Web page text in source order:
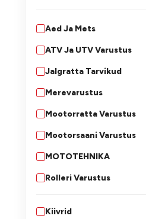
Aed Ja Mets
ATV Ja UTV Varustus
Jalgratta Tarvikud
Merevarustus
Mootorratta Varustus
Mootorsaani Varustus
MOTOTEHNIKA
Rolleri Varustus
Kiivrid